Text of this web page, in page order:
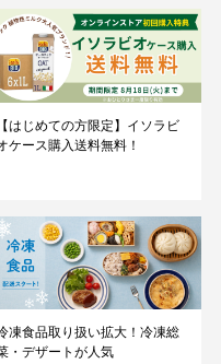
【はじめての方限定】イソラビ
ケース購入送料無料！
凍食品取り扱い拡大！冷凍総
・デザートが人気